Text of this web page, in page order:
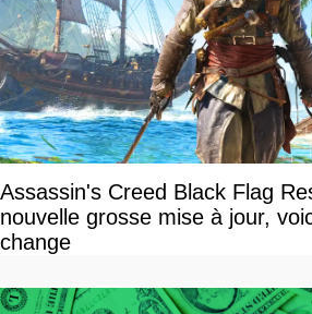
Assassin's Creed Black Flag
nouvelle grosse mise à jour,
change